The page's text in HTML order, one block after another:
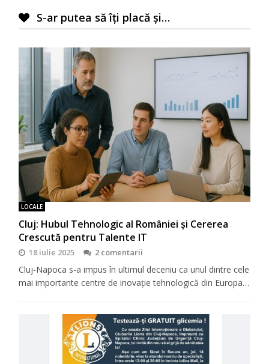
S-ar putea să îți placă și…
LOCALE
Cluj: Hubul Tehnologic al României și Cererea
Crescută pentru Talente IT
18 iulie 2025 2 comentarii
Cluj-Napoca s-a impus în ultimul deceniu ca unul dintre cele
mai importante centre de inovație tehnologică din Europa…